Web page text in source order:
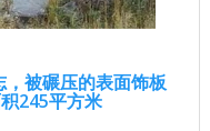
被碾压的表面饰板
245平方米